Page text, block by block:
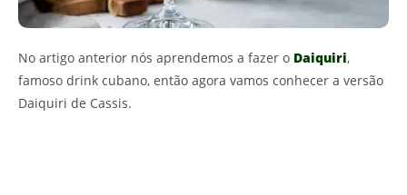
No artigo anterior nós aprendemos a fazer o Daiquiri,
famoso drink cubano, então agora vamos conhecer a versão
Daiquiri de Cassis.